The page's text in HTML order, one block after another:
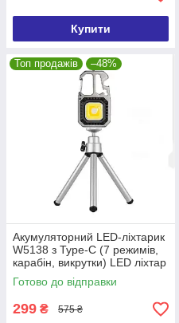
Купити
Топ продажів –48%
Акумуляторний LED-ліхтарик
W5138 з Type-C (7 режимів,
карабін, викрутки) LED ліхтар
+ штатив
Готово до відправки
299 ₴ 575 ₴